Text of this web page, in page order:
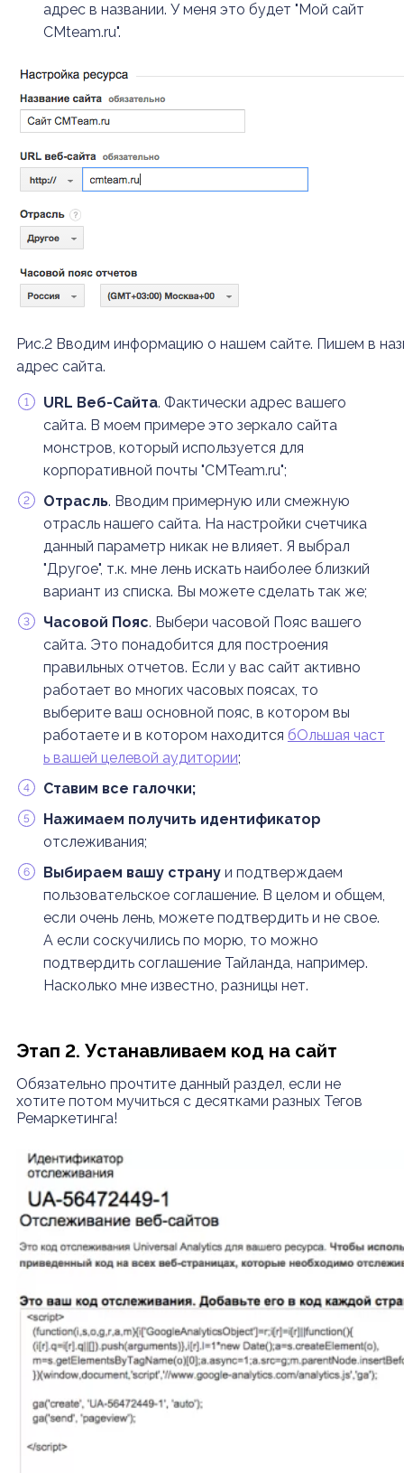
адрес в названии. У меня это будет "Мой сайт
CMteam.ru".
Рис.2 Вводим информацию о нашем сайте. Пишем в
адрес сайта.
URL Веб-Сайта. Фактически адрес вашего
сайта. В моем примере это зеркало сайта
монстров, который используется для
корпоративной почты "CMTeam.ru";
Отрасль. Вводим примерную или смежную
отрасль нашего сайта. На настройки счетчика
данный параметр никак не влияет. Я выбрал
"Другое", т.к. мне лень искать наиболее близкий
вариант из списка. Вы можете сделать так же;
Часовой Пояс. Выбери часовой Пояс вашего
сайта. Это понадобится для построения
правильных отчетов. Если у вас сайт активно
работает во многих часовых поясах, то
выберите ваш основной пояс, в котором вы
работаете и в котором находится бОльшая част
ь вашей целевой аудитории;
Ставим все галочки;
Нажимаем получить идентификатор
отслеживания;
Выбираем вашу странуи подтверждаем
пользовательское соглашение. В целом и общем,
если очень лень, можете подтвердить и не свое.
А если соскучились по морю, то можно
подтвердить соглашение Тайланда, например.
Насколько мне известно, разницы нет.
Этап 2. Устанавливаем код на сайт
Обязательно прочтите данный раздел, если не
хотите потом мучиться с десятками разных Тегов
Ремаркетинга!